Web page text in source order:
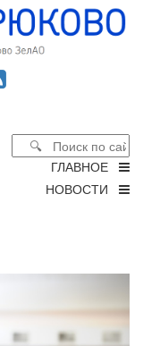
ГЛАВНОЕ
НОВОСТИ